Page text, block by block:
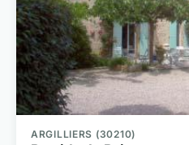
ARGILLIERS (30210)